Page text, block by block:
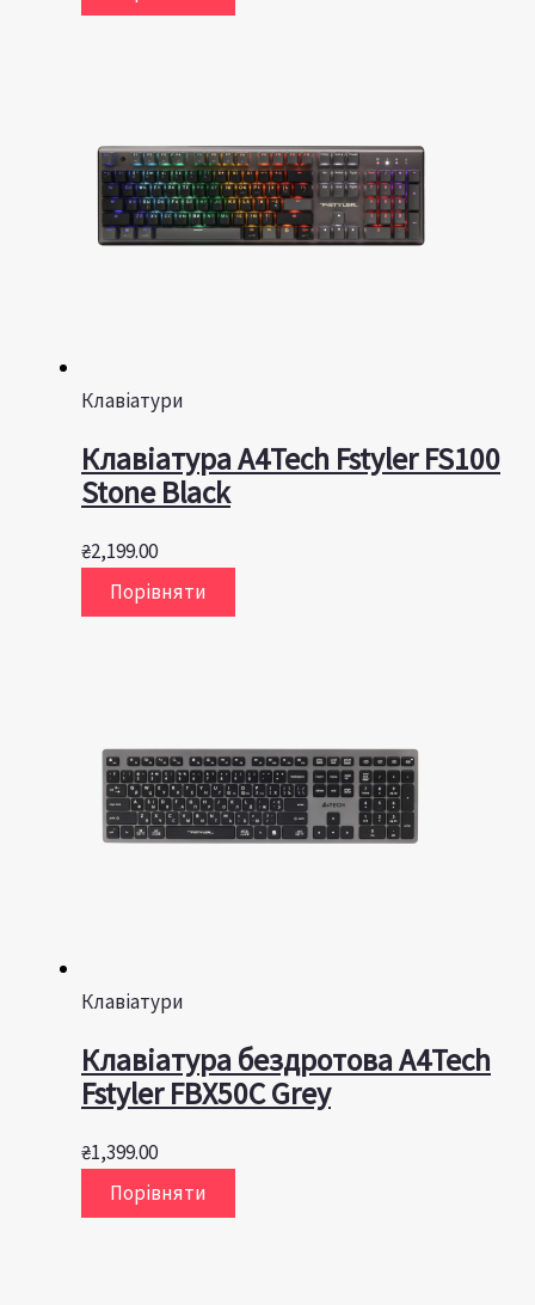
Клавіатури
Клавіатура A4Tech Fstyler FS100
Stone Black
₴2,199.00
Порівняти
Клавіатури
Клавіатура бездротова A4Tech
Fstyler FBX50C Grey
₴1,399.00
Порівняти